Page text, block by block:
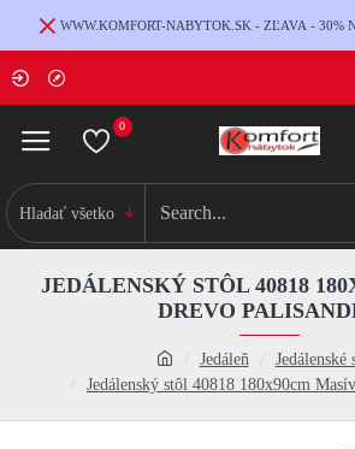
WWW.KOMFORT-NABYTOK.SK - ZĽAVA - 30%
0
Hladať všetko
Jedáleň
Jedálenské
Jedálenský stôl 40818 180x90cm
JEDÁLENSKÝ STÔL 40818
DREVO